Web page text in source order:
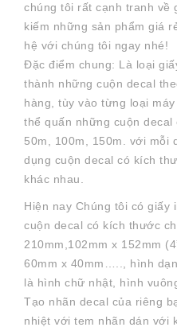
chúng tôi rất cạnh tranh về
kiếm những sản phẩm giá
hệ với chúng tôi ngay nhé!
Đặc điểm chung: Là loại
thành những cuộn decal
hàng, tùy vào từng loại
thể quấn những cuộn
50m, 100m, 150m. với mỗi
dụng cuộn decal có kích
khác nhau.
Hiện nay Chúng tôi có giấy
cuộn decal có kích thước
210mm,102mm x 152mm
60mm x 40mm….., hình
là hình chữ nhật, hình
Tạo nhãn decal của riêng
nhiệt với tem nhãn dán với